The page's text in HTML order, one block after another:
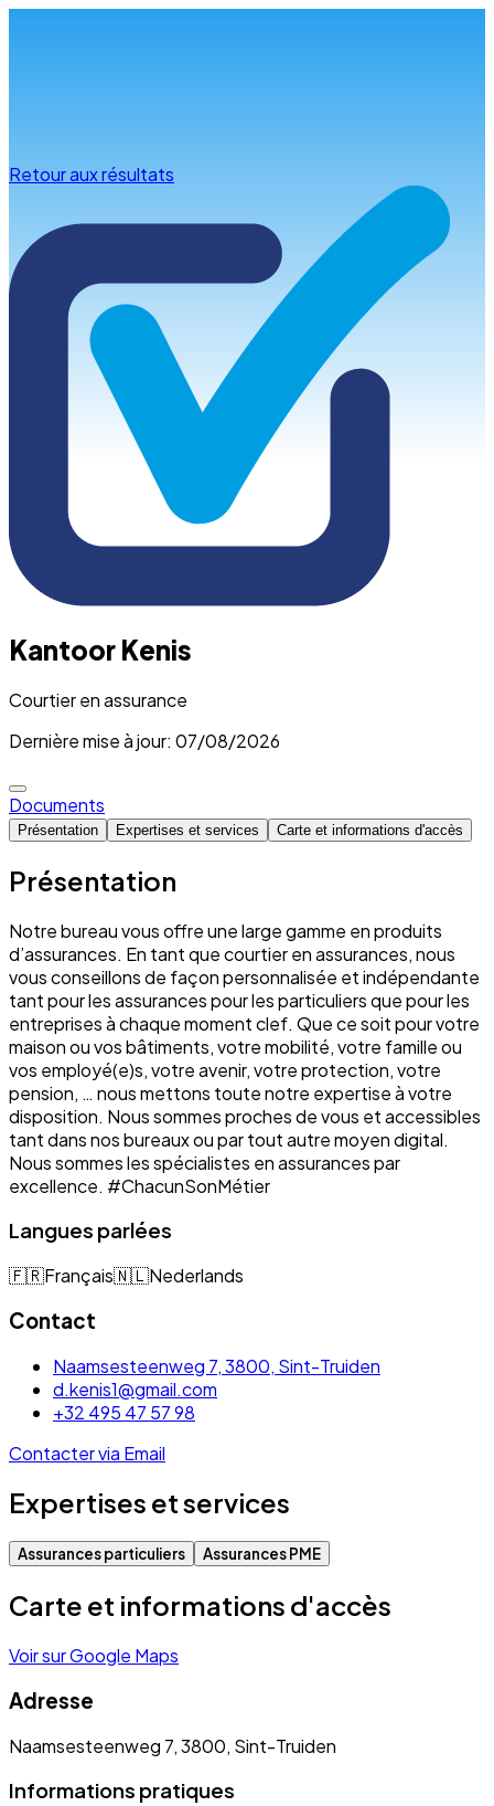
Retour aux résultats
Kantoor Kenis
Courtier en assurance
Dernière mise à jour: 07/08/2026
Documents
Présentation Expertises et services Carte et informations d'accès
Présentation
Notre bureau vous offre une large gamme en produits
d’assurances. En tant que courtier en assurances, nous
vous conseillons de façon personnalisée et indépendante
tant pour les assurances pour les particuliers que pour les
entreprises à chaque moment clef. Que ce soit pour votre
maison ou vos bâtiments, votre mobilité, votre famille ou
vos employé(e)s, votre avenir, votre protection, votre
pension, … nous mettons toute notre expertise à votre
disposition. Nous sommes proches de vous et accessibles
tant dans nos bureaux ou par tout autre moyen digital.
Nous sommes les spécialistes en assurances par
excellence. #ChacunSonMétier
Langues parlées
🇫🇷Français🇳🇱Nederlands
Contact
Naamsesteenweg 7, 3800, Sint-Truiden
d.kenis1@gmail.com
+32 495 47 57 98
Contacter via Email
Expertises et services
Assurances particuliers Assurances PME
Carte et informations d'accès
Voir sur Google Maps
Adresse
Naamsesteenweg 7, 3800, Sint-Truiden
Informations pratiques